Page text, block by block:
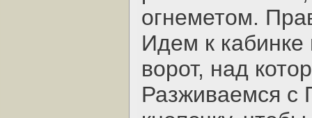
огнеметом.
Идем к кабинке
ворот, над
Разживаемся